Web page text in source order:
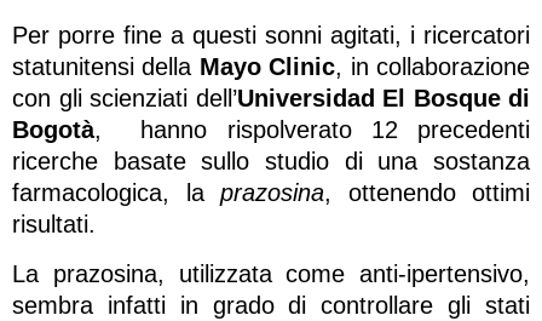
Per porre fine a questi sonni agitati, i ricercatori
statunitensi della Mayo Clinic, in collaborazione
con gli scienziati dell’Universidad El Bosque di
Bogotà, hanno rispolverato 12 precedenti
ricerche basate sullo studio di una sostanza
farmacologica, la prazosina, ottenendo ottimi
risultati.
La prazosina, utilizzata come anti-ipertensivo,
sembra infatti in grado di controllare gli stati